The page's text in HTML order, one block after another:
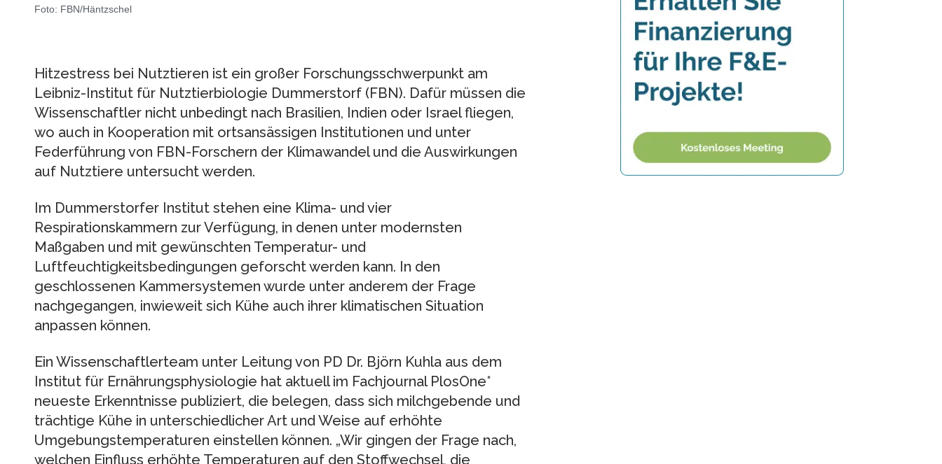
Foto: FBN/Häntzschel
Hitzestress bei Nutztieren ist ein großer Forschungsschwerpunkt am
Leibniz-Institut für Nutztierbiologie Dummerstorf (FBN). Dafür müssen die
Wissenschaftler nicht unbedingt nach Brasilien, Indien oder Israel fliegen,
wo auch in Kooperation mit ortsansässigen Institutionen und unter
Federführung von FBN-Forschern der Klimawandel und die Auswirkungen
auf Nutztiere untersucht werden.
Im Dummerstorfer Institut stehen eine Klima- und vier
Respirationskammern zur Verfügung, in denen unter modernsten
Maßgaben und mit gewünschten Temperatur- und
Luftfeuchtigkeitsbedingungen geforscht werden kann. In den
geschlossenen Kammersystemen wurde unter anderem der Frage
nachgegangen, inwieweit sich Kühe auch ihrer klimatischen Situation
anpassen können.
Ein Wissenschaftlerteam unter Leitung von PD Dr. Björn Kuhla aus dem
Institut für Ernährungsphysiologie hat aktuell im Fachjournal PlosOne*
neueste Erkenntnisse publiziert, die belegen, dass sich milchgebende und
trächtige Kühe in unterschiedlicher Art und Weise auf erhöhte
Umgebungstemperaturen einstellen können. „Wir gingen der Frage nach,
welchen Einfluss erhöhte Temperaturen auf den Stoffwechsel, die